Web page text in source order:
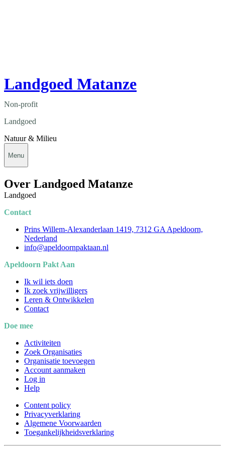
Landgoed Matanze
Non-profit
Landgoed
Natuur & Milieu
Menu
Over Landgoed Matanze
Landgoed
Contact
Prins Willem-Alexanderlaan 1419, 7312 GA Apeldoorn,
Nederland
info@apeldoornpaktaan.nl
Apeldoorn Pakt Aan
Ik wil iets doen
Ik zoek vrijwilligers
Leren & Ontwikkelen
Contact
Doe mee
Activiteiten
Zoek Organisaties
Organisatie toevoegen
Account aanmaken
Log in
Help
Content policy
Privacyverklaring
Algemene Voorwaarden
Toegankelijkheidsverklaring